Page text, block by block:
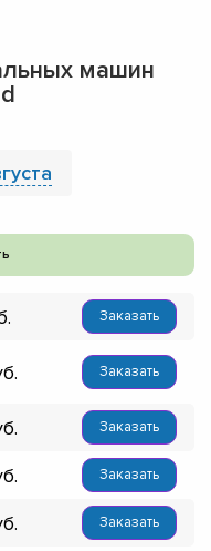
машин
Заказать
Заказать
Заказать
Заказать
Заказать